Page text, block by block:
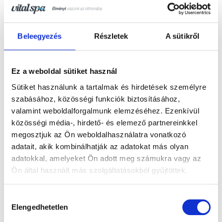
Beleegyezés Részletek A sütikről
Ez a weboldal sütiket használ
Sütiket használunk a tartalmak és hirdetések személyre
szabásához, közösségi funkciók biztosításához,
valamint weboldalforgalmunk elemzéséhez. Ezenkívül
közösségi média-, hirdető- és elemező partnereinkkel
megosztjuk az Ön weboldalhasználatra vonatkozó
adatait, akik kombinálhatják az adatokat más olyan
adatokkal, amelyeket Ön adott meg számukra vagy az
Ön által használt más szolgáltatásokból gyűjtöttek.
kiválasztása
Elengedhetetlen
A prémium szűrő segít hosszabb ideig tisztán
és frissen tartani a jakuzzi vizét automatikus
fertőtlenítő-adagolással.